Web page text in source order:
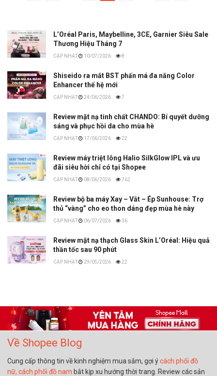
L’Oréal Paris, Maybelline, 3CE, Garnier Siêu Sale
Thương Hiệu Tháng 7
10/07/2026 8
Shiseido ra mắt BST phấn má đa năng Color
Enhancer thế hệ mới
24/06/2026 7
Review mặt nạ tinh chất CHANDO: Bí quyết dưỡng
sáng và phục hồi da cho mùa hè
17/06/2026 22
Review máy triệt lông Halio SilkGlow IPL và ưu
đãi siêu hời chỉ có tại Shopee
08/06/2026 762
Review bộ ba máy Xay – Vắt – Ép Sunhouse: Trợ
thủ “vàng” cho eo thon dáng đẹp mùa hè này
06/07/2026 36
Review mặt nạ thạch Glass Skin L’Oréal: Hiệu quả
thần tốc sau 90 phút
29/05/2026 22
Về Shopee Blog
Cung cấp thông tin về kinh nghiệm mua sắm, gợi ýcách phối đồ
nữ, cách phối đồ nam bắt kịp xu hướng thời trang. Review các sản